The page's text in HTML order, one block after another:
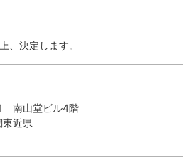
、決定します。
南山堂ビル4階
近県